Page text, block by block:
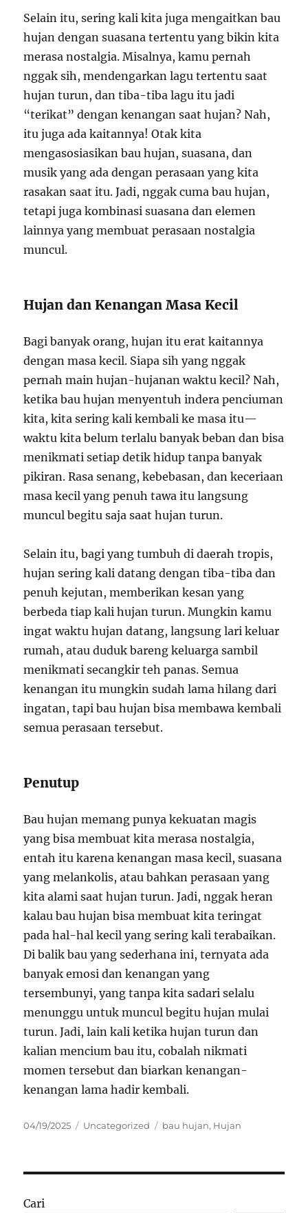
Selain itu, sering kali kita juga mengaitkan bau
hujan dengan suasana tertentu yang bikin kita
merasa nostalgia. Misalnya, kamu pernah
nggak sih, mendengarkan lagu tertentu saat
hujan turun, dan tiba-tiba lagu itu jadi
“terikat” dengan kenangan saat hujan? Nah,
itu juga ada kaitannya! Otak kita
mengasosiasikan bau hujan, suasana, dan
musik yang ada dengan perasaan yang kita
rasakan saat itu. Jadi, nggak cuma bau hujan,
tetapi juga kombinasi suasana dan elemen
lainnya yang membuat perasaan nostalgia
muncul.
Hujan dan Kenangan Masa Kecil
Bagi banyak orang, hujan itu erat kaitannya
dengan masa kecil. Siapa sih yang nggak
pernah main hujan-hujanan waktu kecil? Nah,
ketika bau hujan menyentuh indera penciuman
kita, kita sering kali kembali ke masa itu—
waktu kita belum terlalu banyak beban dan bisa
menikmati setiap detik hidup tanpa banyak
pikiran. Rasa senang, kebebasan, dan keceriaan
masa kecil yang penuh tawa itu langsung
muncul begitu saja saat hujan turun.
Selain itu, bagi yang tumbuh di daerah tropis,
hujan sering kali datang dengan tiba-tiba dan
penuh kejutan, memberikan kesan yang
berbeda tiap kali hujan turun. Mungkin kamu
ingat waktu hujan datang, langsung lari keluar
rumah, atau duduk bareng keluarga sambil
menikmati secangkir teh panas. Semua
kenangan itu mungkin sudah lama hilang dari
ingatan, tapi bau hujan bisa membawa kembali
semua perasaan tersebut.
Penutup
Bau hujan memang punya kekuatan magis
yang bisa membuat kita merasa nostalgia,
entah itu karena kenangan masa kecil, suasana
yang melankolis, atau bahkan perasaan yang
kita alami saat hujan turun. Jadi, nggak heran
kalau bau hujan bisa membuat kita teringat
pada hal-hal kecil yang sering kali terabaikan.
Di balik bau yang sederhana ini, ternyata ada
banyak emosi dan kenangan yang
tersembunyi, yang tanpa kita sadari selalu
menunggu untuk muncul begitu hujan mulai
turun. Jadi, lain kali ketika hujan turun dan
kalian mencium bau itu, cobalah nikmati
momen tersebut dan biarkan kenangan-
kenangan lama hadir kembali.
Posted
04/19/2025 Categories
Uncategorized Tags
bau hujan, Hujan
Cari